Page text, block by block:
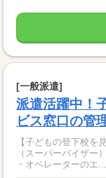
[一般派遣]
派遣活躍中！
ビス窓口の管
【子どもの登下校を
（スーパーバイザー）業務をお
・オペレーターのエ...